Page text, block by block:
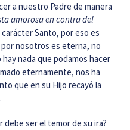
a nuestro Padre de manera
amorosa en contra del
Santo, por eso es
nosotros es eterna, no
nada que podamos hacer
eternamente, nos ha
que en su Hijo recayó la
debe ser el temor de su ira?